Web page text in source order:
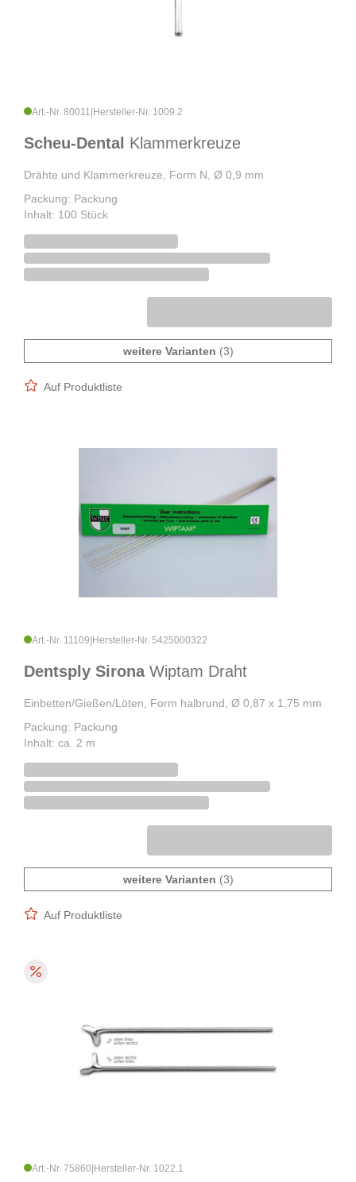
Art.-Nr. 80011 Hersteller-Nr. 1009.2
Scheu-Dental Klammerkreuze
Drähte und Klammerkreuze, Form N, Ø 0,9 mm
Packung: Packung
Inhalt: 100 Stück
weitere Varianten (3)
Auf Produktliste
Art.-Nr. 11109 Hersteller-Nr. 5425000322
Dentsply Sirona Wiptam Draht
Einbetten/Gießen/Löten, Form halbrund, Ø 0,87 x 1,75 mm
Packung: Packung
Inhalt: ca. 2 m
weitere Varianten (3)
Auf Produktliste
Art.-Nr. 75860 Hersteller-Nr. 1022.1